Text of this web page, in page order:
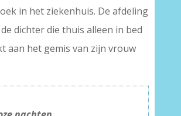
in het ziekenhuis. De afdeling
dichter die thuis alleen in bed
aan het gemis van zijn vrouw